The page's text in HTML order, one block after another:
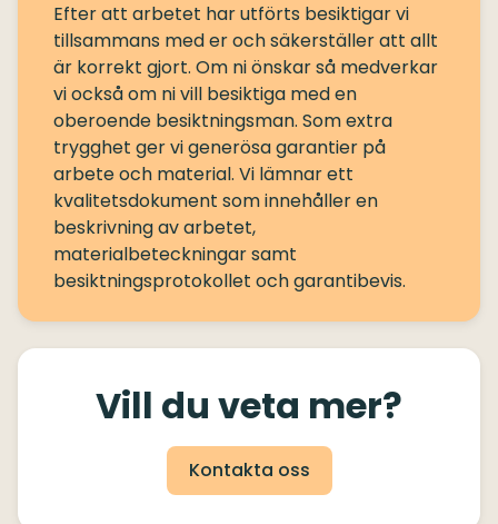
Efter att arbetet har utförts besiktigar vi
tillsammans med er och säkerställer att allt
är korrekt gjort. Om ni önskar så medverkar
vi också om ni vill besiktiga med en
oberoende besiktningsman. Som extra
trygghet ger vi generösa garantier på
arbete och material. Vi lämnar ett
kvalitetsdokument som innehåller en
beskrivning av arbetet,
materialbeteckningar samt
Vill du veta mer?
Kontakta oss